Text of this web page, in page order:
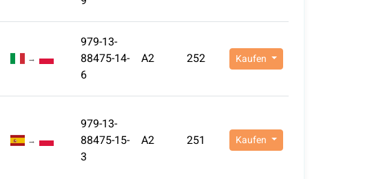
→
979-13-
88475-14-
6
A2 252 Kaufen
→
979-13-
88475-15-
3
A2 251 Kaufen